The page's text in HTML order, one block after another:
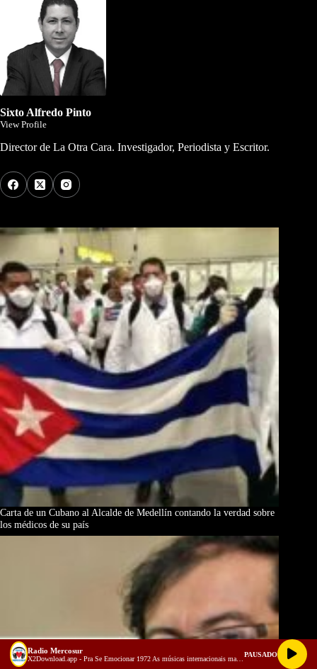
Sixto Alfredo Pinto
View Profile
Director de La Otra Cara. Investigador, Periodista y Escritor.
Carta de un Cubano al Alcalde de Medellín contando la verdad sobre
los médicos de su país
Radio Mercosur PAUSADO